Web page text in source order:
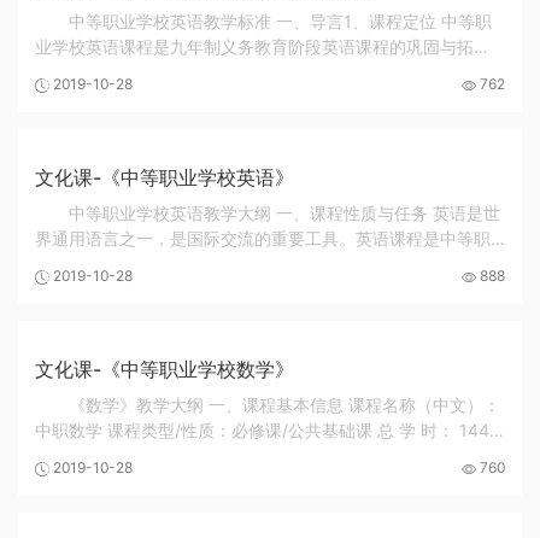
中等职业学校英语教学标准 一、导言1、课程定位 中等职
业学校英语课程是九年制义务教育阶段英语课程的巩固与拓
和实践性。学生通过英语学习和语言实践，逐步...
2019-10-28 762
文化课-《中等职业学校英语》
中等职业学校英语教学大纲 一、课程性质与任务 英语是世
界通用语言之一，是国际交流的重要工具。英语课程是中等职
掌握一定的英语基础知识和基本技能，培养学...
2019-10-28 888
文化课-《中等职业学校数学》
《数学》教学大纲 一、课程基本信息 课程名称（中文）：
中职数学 课程类型/性质：必修课/公共基础课 总 学 时： 144
是在九年义务教育的基础上开设的基础...
2019-10-28 760